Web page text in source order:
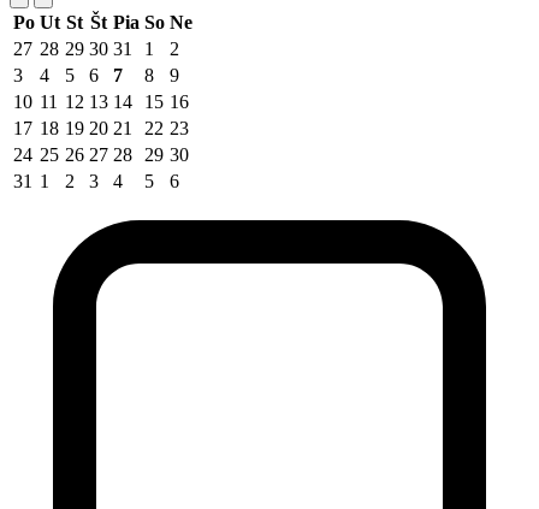
Po Ut St Št Pia So Ne
27 28 29 30 31 1
2
3
4 5 6 7 8
9
10 11 12 13 14 15 16
17 18 19 20 21 22 23
24 25 26 27 28 29 30
31 1 2 3 4 5 6